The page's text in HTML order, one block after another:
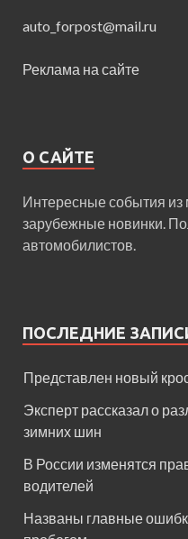
auto_forpost@mail.ru
Реклама на сайте
О САЙТЕ
Интересные события из
зарубежные новинки.
автомобилистов.
ПОСЛЕДНИЕ
Представлен новый
Эксперт рассказал о
зимних шин
В России изменятся
водителей
Названы главные